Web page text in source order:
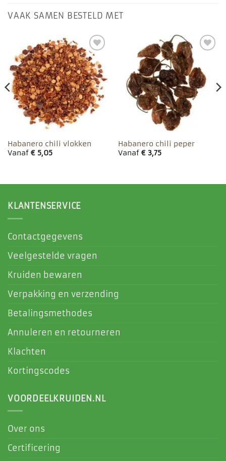
VAAK SAMEN BESTELD MET
Toevoegen
aan
favorieten
Habanero chili vlokken
Vanaf €5,05
Toevoegen
aan
favorieten
Habanero chili peper
Vanaf €3,75
KLANTENSERVICE
Contactgegevens
Veelgestelde vragen
Kruiden bewaren
Verpakking en verzending
Betalingsmethodes
Annuleren en retourneren
Klachten
Kortingscodes
VOORDEELKRUIDEN.NL
Over ons
Certificering